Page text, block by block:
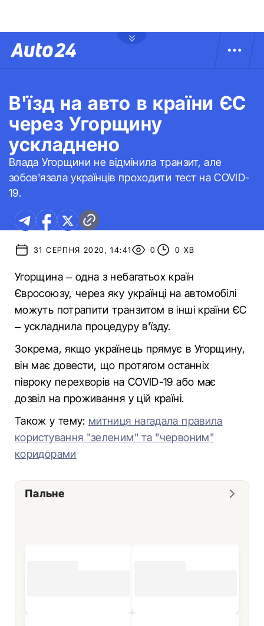
В'їзд на авто в країни ЄС
через Угорщину
ускладнено
Влада Угорщини не відмінила транзит, але
зобов'язала українців проходити тест на COVID-
19.
31 СЕРПНЯ 2020, 14:41 0 0 ХВ
Угорщина – одна з небагатьох країн
Євросоюзу, через яку українці на автомобілі
можуть потрапити транзитом в інші країни ЄС
– ускладнила процедуру в'їзду.
Зокрема, якщо українець прямує в Угорщину,
він має довести, що протягом останніх
півроку перехворів на COVID-19 або має
дозвіл на проживання у цій країні.
Також у тему: митниця нагадала правила
користування "зеленим" та "червоним"
коридорами
Пальне